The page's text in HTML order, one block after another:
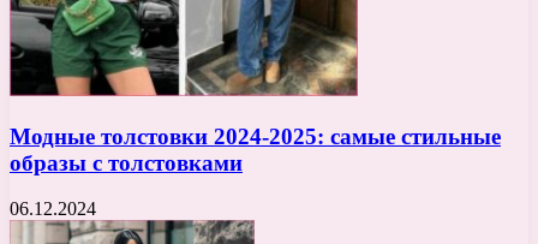
Модные толстовки 2024-2025: самые стильные
образы с толстовками
06.12.2024